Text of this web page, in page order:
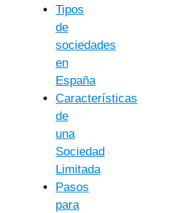
Tipos
de
sociedades
en
España
Características
de
una
Sociedad
Limitada
Pasos
para